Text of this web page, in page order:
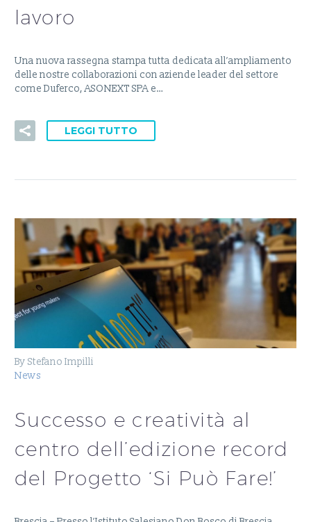
lavoro
Una nuova rassegna stampa tutta dedicata all’ampliamento
delle nostre collaborazioni con aziende leader del settore
come Duferco, ASONEXT SPA e…
LEGGI TUTTO
By Stefano Impilli
News
Successo e creatività al
centro dell’edizione record
del Progetto ‘Si Può Fare!’